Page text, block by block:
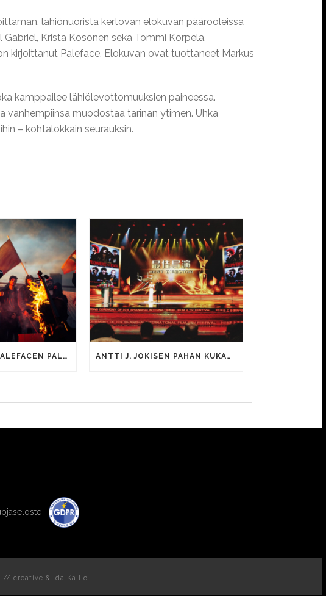
lähiönuorista kertovan elokuvan päärooleissa
Krista Kosonen sekä Tommi Korpela.
kirjoittanut Paleface. Elokuvan ovat tuottaneet Markus
kamppailee lähiölevottomuuksien paineessa.
vanhempiinsa muodostaa tarinan ytimen. Uhka
– kohtalokkain seurauksin.
KATSO TÄÄLTÄ PALEFACEN PALAMAAN (PAHAN KUKAT) -KAPPALEEN VIDEO ANTTI J. JOKISEN PAHAN KUKAT VOITTI HETKI SITTEN PARHAAN OHJAUKSEN PALKINNON SHANGHAIN KANSAINVÄLISELLÄ ELOKUVAFESTIVAALILLA
// creative & Ida Kallio